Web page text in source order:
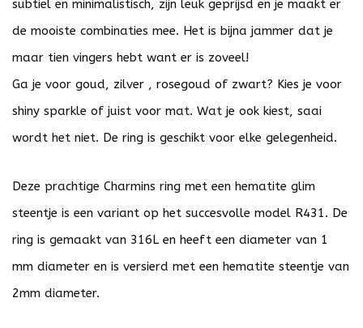
subtiel en minimalistisch, zijn leuk geprijsd en je maakt er
de mooiste combinaties mee. Het is bijna jammer dat je
maar tien vingers hebt want er is zoveel!
Ga je voor goud, zilver , rosegoud of zwart? Kies je voor
shiny sparkle of juist voor mat. Wat je ook kiest, saai
wordt het niet. De ring is geschikt voor elke gelegenheid.
Deze prachtige Charmins ring met een hematite glim
steentje is een variant op het succesvolle model R431. De
ring is gemaakt van 316L en heeft een diameter van 1
mm diameter en is versierd met een hematite steentje van
2mm diameter.